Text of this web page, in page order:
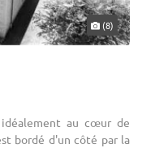
(8)
idéalement au cœur de
bordé d'un côté par la